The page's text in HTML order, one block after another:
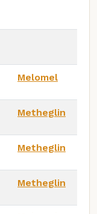
Melomel
Metheglin
Metheglin
Metheglin